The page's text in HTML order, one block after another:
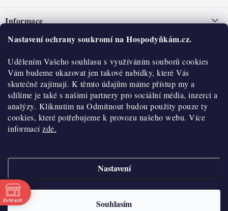
Nastavení ochrany soukromí na Hospodyňkám.cz.
Udělením Vašeho souhlasu s využíváním souborů cookies
Vám budeme ukazovat jen takové nabídky, které Vás
skutečně zajímají. K těmto údajům máme přístup my a
sdílíme je také s našimi partnery pro sociální média, inzerci a
analýzy. Kliknutím na Odmítnout budou použity pouze ty
cookies, které potřebujeme k provozu našeho webu. Více
informacízde.
Nastavení
Souhlasím
pInformace
Nepřevzetí zásilky na dobírku
Obchodní podmínky
Hodnocení obchodu
Blog
Moje objednávka
O nás
Historie
Kontakty
O nákupu
Reklamace a vratky
Výdejní místa
Velkoobchod
Vytvořil Shoptet
Copyright 2026
cookies
Zobrazit